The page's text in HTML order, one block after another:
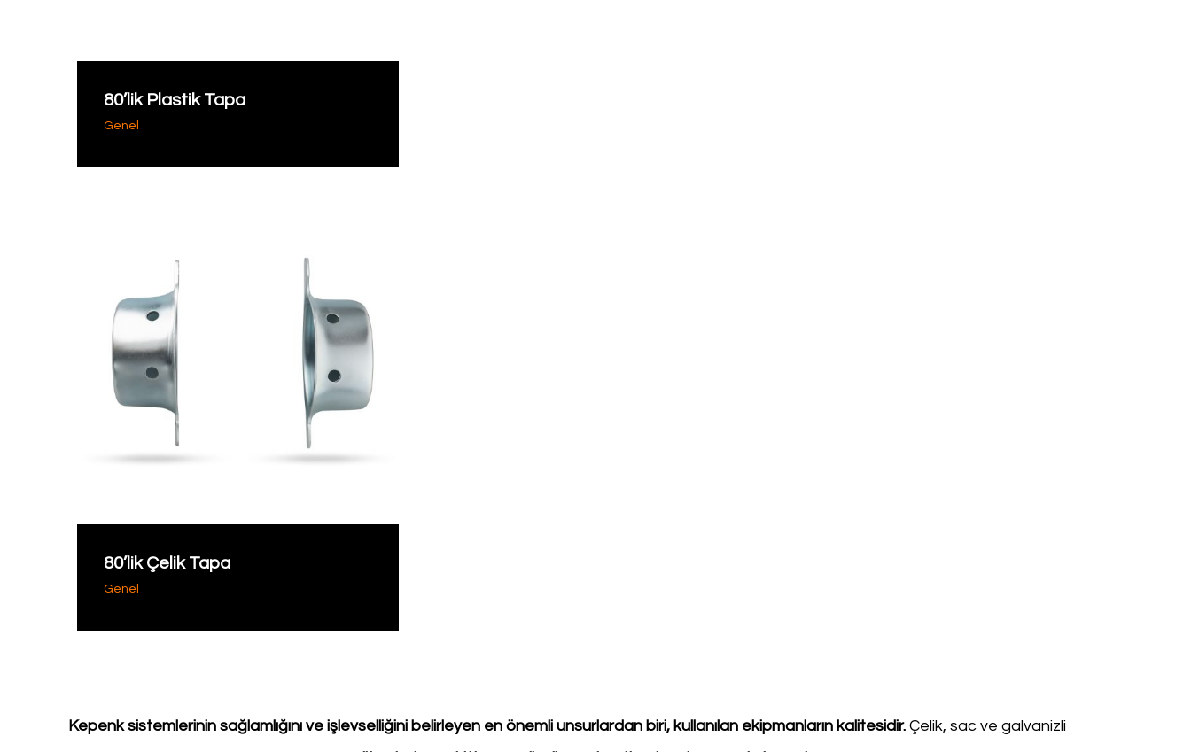
80’lik Plastik Tapa
Genel
80’lik Çelik Tapa
Genel
Kepenk sistemlerinin sağlamlığını ve işlevselliğini belirleyen en önemli unsurlardan biri, kullanılan ekipmanların kalitesidir. Çelik, sac ve galvanizli